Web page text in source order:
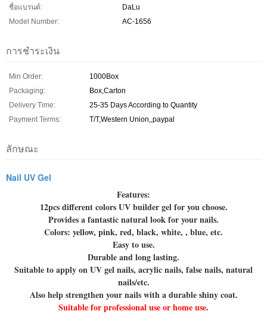
ชื่อแบรนด์:
DaLu
Model Number:
AC-1656
การชำระเงิน
Min Order:
1000Box
Packaging:
Box,Carton
Delivery Time:
25-35 Days According to Quantity
Payment Terms:
T/T,Western Union,,paypal
ลักษณะ
Nail UV Gel
Features:
12pcs different colors UV builder gel for you choose.
Provides a fantastic natural look for your nails.
Colors: yellow, pink, red, black, white, , blue, etc.
Easy to use.
Durable and long lasting.
Suitable to apply on UV gel nails, acrylic nails, false nails, natural
nails/etc.
Also help strengthen your nails with a durable shiny coat.
Suitable for professional use or home use.